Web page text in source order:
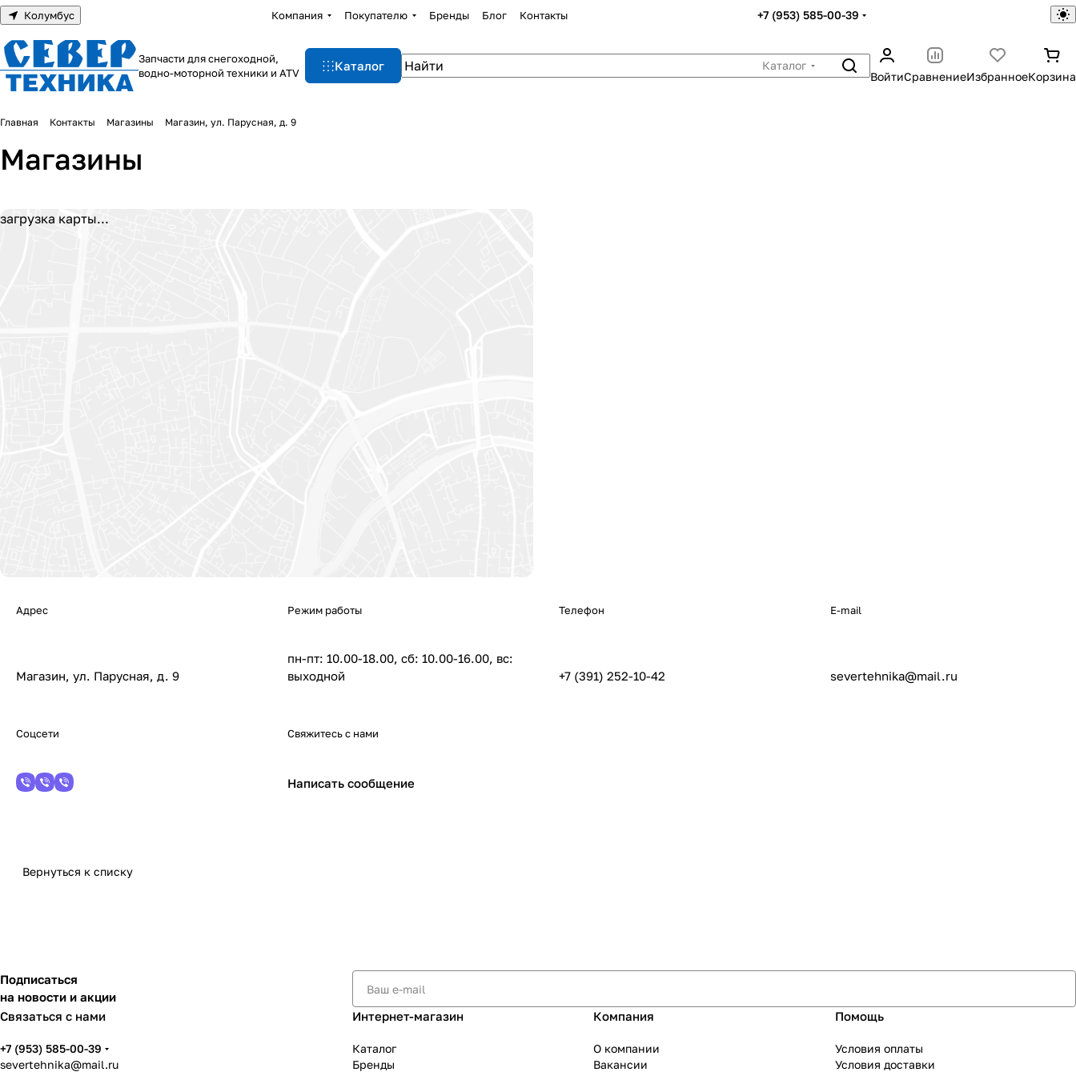
Колумбус Компания Покупателю Бренды Блог Контакты +7 (953) 585-00-39
Запчасти для снегоходной,
водно-моторной техники и ATV
Каталог
Каталог
ВойтиСравнениеИзбранноеКорзина
Главная Контакты Магазины Магазин, ул. Парусная, д. 9
Магазины
загрузка карты...
Адрес
Магазин, ул. Парусная, д. 9
Режим работы
пн-пт: 10.00-18.00, сб: 10.00-16.00, вс:
выходной
Телефон
+7 (391) 252-10-42
E-mail
severtehnika@mail.ru
Соцсети Свяжитесь с нами
Написать сообщение
Вернуться к списку
Подписаться
на новости и акции
Связаться с нами
+7 (953) 585-00-39
severtehnika@mail.ru
Интернет-магазин
Каталог
Бренды
Компания
О компании
Вакансии
Помощь
Условия оплаты
Условия доставки